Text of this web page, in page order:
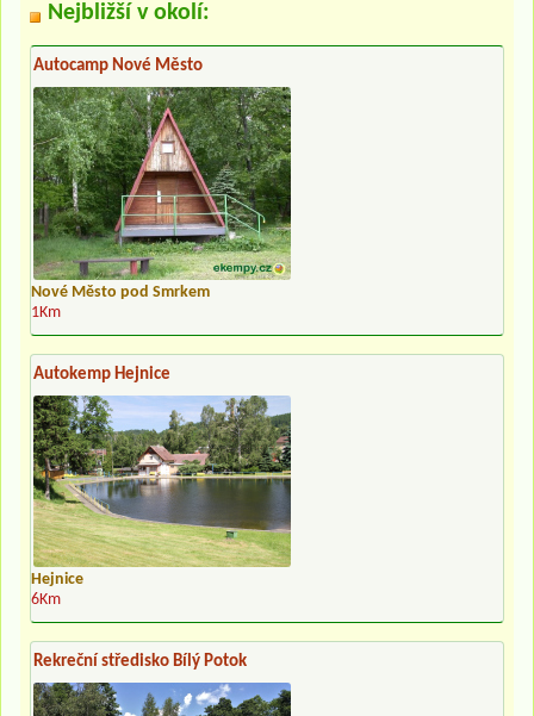
Nejbližší v okolí:
Autocamp Nové Město
Nové Město pod Smrkem
1Km
Autokemp Hejnice
Hejnice
6Km
Rekreční středisko Bílý Potok